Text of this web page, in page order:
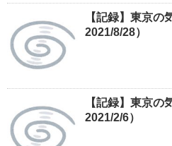
【記録】東京の
2021/8/28）
【記録】東京の
2021/2/6）